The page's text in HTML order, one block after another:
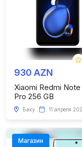
930 AZN
Xiaomi Redmi Note
Pro 256 GB
Баку 11 апреля
Магазин